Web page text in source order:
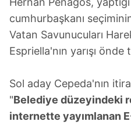
cumhurbaşkanı
Vatan Savunucuları
Espriella'nın yarışı önde
Sol aday Cepeda'nın
"Belediye düzeyindeki
internette yayımlanan